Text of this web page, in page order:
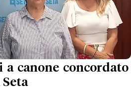
a canone concordato